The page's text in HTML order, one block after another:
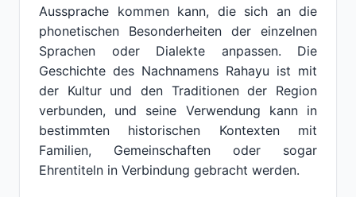
Aussprache kommen kann, die sich an die
phonetischen Besonderheiten der einzelnen
Sprachen oder Dialekte anpassen. Die
Geschichte des Nachnamens Rahayu ist mit
der Kultur und den Traditionen der Region
verbunden, und seine Verwendung kann in
bestimmten historischen Kontexten mit
Familien, Gemeinschaften oder sogar
Ehrentiteln in Verbindung gebracht werden.